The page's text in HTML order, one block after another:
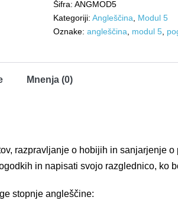
Šifra:ANGMOD5
Kategoriji:Angleščina
Modul 5
Oznake:angleščina modul 5
Mnenja (0)
razpravljanje o hobijih in sanjarjenje
in napisati svojo razglednico, ko
stopnje angleščine: